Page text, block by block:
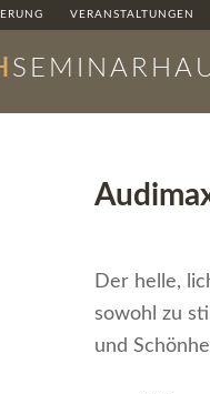
VERANSTALTUNGEN
Der helle,
sowohl zu
und